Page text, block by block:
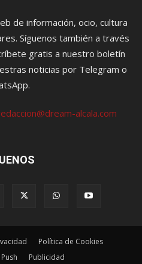
de información, ocio, cultura
Síguenos también a través
gratis a nuestro boletín
noticias por Telegram o
alcala.com
Política de Cookies
Publicidad